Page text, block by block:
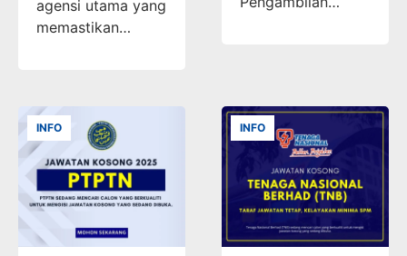
agensi utama yang
memastikan…
INFO INFO